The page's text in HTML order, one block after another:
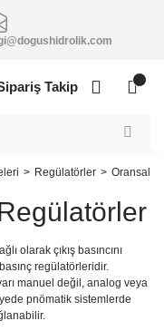
Takip
Regülatörler Oransal
olarak çıkış basıncını
regülatörleridir.
manuel değil, analog veya
pnömatik sistemlerde